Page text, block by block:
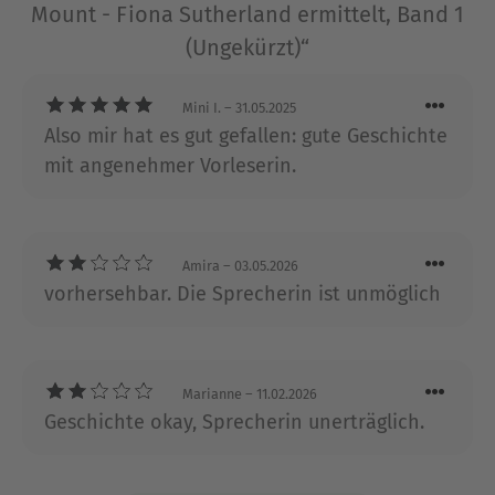
Über Angela Richford
Angela Richford wurde 1961 in Deutschland
mit ihrem Mann im äußersten Südwesten
Englands. Nach ihrem Medizinstudium an der
Ruhr-Universität Bochum absolvierte sie
Erfahrungen fließen in ihre Kriminalromane ein,
die von menschlichen Abgründen und
Mount - Fiona Sutherland ermittelt, Band 1
(Ungekürzt)“
Mini I. – 31.05.2025
Also mir hat es gut gefallen: gute Geschichte
mit angenehmer Vorleserin.
Amira – 03.05.2026
vorhersehbar. Die Sprecherin ist unmöglich
Marianne – 11.02.2026
Geschichte okay, Sprecherin unerträglich.